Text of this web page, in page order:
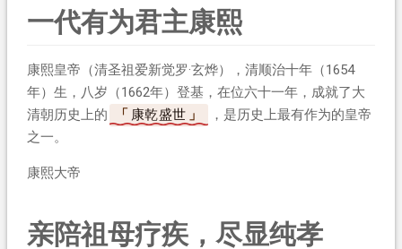
一代有为君主康熙
康熙皇帝（清圣祖爱新觉罗·玄烨），清顺治十年（1654
年）生，八岁（1662年）登基，在位六十一年，成就了大
清朝历史上的
康乾盛世
，是历史上最有作为的皇帝
之一。
康熙大帝
亲陪祖母疗疾，尽显纯孝